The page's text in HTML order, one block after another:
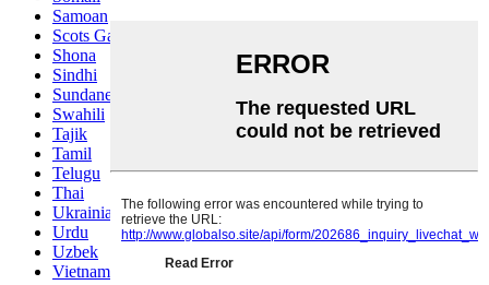
Samoan
Scots Gaelic
Shona
Sindhi
Sundanese
Swahili
Tajik
Tamil
Telugu
Thai
Ukrainian
Urdu
Uzbek
Vietnamese